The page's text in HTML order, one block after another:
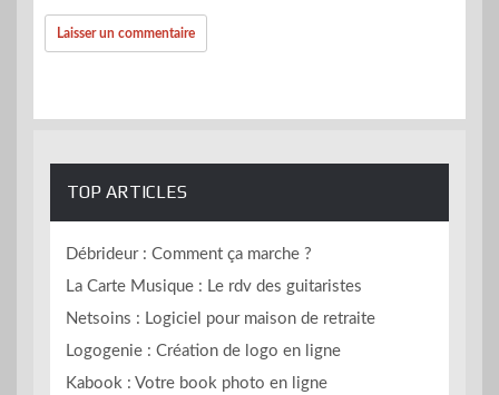
TOP ARTICLES
Débrideur : Comment ça marche ?
La Carte Musique : Le rdv des guitaristes
Netsoins : Logiciel pour maison de retraite
Logogenie : Création de logo en ligne
Kabook : Votre book photo en ligne